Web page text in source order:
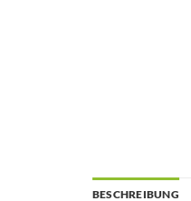
BESCHREIBUNG